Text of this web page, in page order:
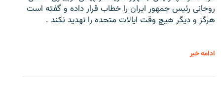
روحانی رئیس جمهور ایران را خطاب قرار داده و گفته است
هرگز و دیگر هیچ وقت ایالات متحده را تهدید نکند .
ادامه خبر